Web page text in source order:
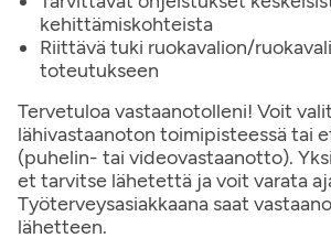
kehittämiskohteista
Riittävä tuki ruokavalion/
toteutukseen
Tervetuloa vastaanotolleni! Voit
lähivastaanoton toimipisteessä tai
(puhelin- tai videovastaanotto).
et tarvitse lähetettä ja voit varata
Työterveysasiakkaana saat
lähetteen.